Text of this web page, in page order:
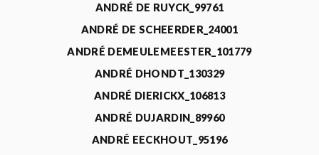
ANDRÉ DE RUYCK_99761
ANDRÉ DE SCHEERDER_24001
ANDRÉ DEMEULEMEESTER_101779
ANDRÉ DHONDT_130329
ANDRÉ DIERICKX_106813
ANDRÉ DUJARDIN_89960
ANDRÉ EECKHOUT_95196